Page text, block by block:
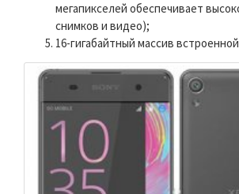
мегапикселей обеспечивает
снимков и видео);
16-гигабайтный массив